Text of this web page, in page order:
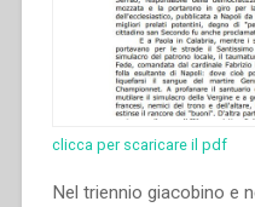
clicca per scaricare il pdf
Nel triennio giacobino e